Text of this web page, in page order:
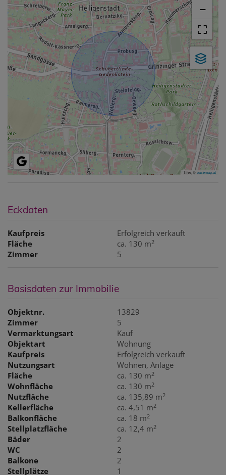
−
Tiles ©basemap.at
Eckdaten
Kaufpreis
Erfolgreich verkauft
Fläche
ca. 130 m2
Zimmer 5
Basisdaten zur Immobilie
Objektnr.
13829
Zimmer
5
Vermarktungsart
Kauf
Objektart
Wohnung
Kaufpreis
Erfolgreich verkauft
Nutzungsart
Wohnen Anlage
Fläche
ca. 130 m2
Wohnfläche ca. 130 m2
Nutzfläche ca. 135,89 m2
Kellerfläche ca. 4,51 m2
Balkonfläche ca. 18 m2
Stellplatzfläche ca. 12,4 m2
Bäder
2
WC
2
Balkone
2
Stellplätze
1